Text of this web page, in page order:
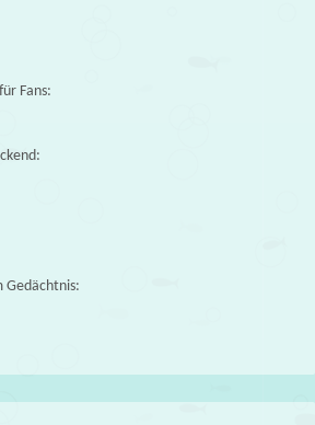
Fans:
Gedächtnis: